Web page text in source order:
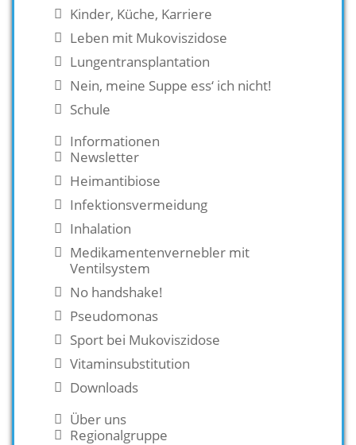
Kinder, Küche, Karriere
Leben mit Mukoviszidose
Lungentransplantation
Nein, meine Suppe ess‘ ich nicht!
Schule
Informationen
Newsletter
Heimantibiose
Infektionsvermeidung
Inhalation
Medikamentenvernebler mit
Ventilsystem
No handshake!
Pseudomonas
Sport bei Mukoviszidose
Vitaminsubstitution
Downloads
Über uns
Regionalgruppe